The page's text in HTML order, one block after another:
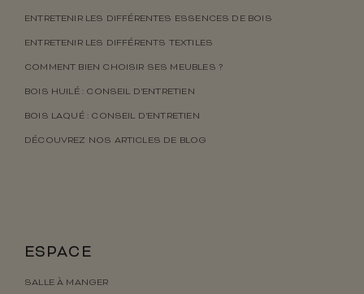
ENTRETENIR LES DIFFÉRENTES ESSENCES DE BOIS
ENTRETENIR LES DIFFÉRENTS TEXTILES
COMMENT BIEN CHOISIR SES MEUBLES ?
BOIS HUILÉ : CONSEIL D’ENTRETIEN
BOIS LAQUÉ : CONSEIL D’ENTRETIEN
DÉCOUVREZ NOS ARTICLES DE BLOG
ESPACE
SALLE À MANGER